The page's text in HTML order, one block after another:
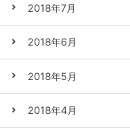
2018年7月
2018年6月
2018年5月
2018年4月